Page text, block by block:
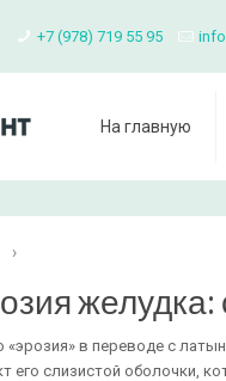
+7 (978) 719 55 95
На главную
›
«эрозия» в переводе с
его слизистой оболочки,